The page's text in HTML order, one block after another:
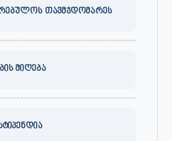
თავმჯდომარეს
მიღება